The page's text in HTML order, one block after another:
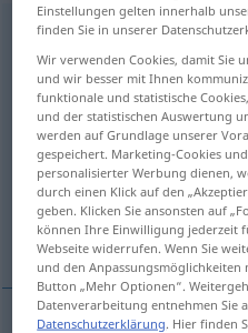
gemütlich adj
Übersicht aller
(Für mehr Details die
accueillant, intime,
sympathique
facile à vivre
Einstellungen gelten innerhalb
finden Sie in unserer
Wir verwenden Cookies, damit Sie
und wir besser mit Ihnen
funktionale und statistische
und der statistischen Auswertung
werden auf Grundlage unserer
gespeichert. Marketing-Cookies
personalisierter Werbung dienen,
durch einen Klick auf den
geben. Klicken Sie ansonsten auf
können Ihre Einwilligung jederzeit
Webseite widerrufen. Wenn Sie
und den Anpassungsmöglichkeiten
Button „Mehr Optionen“.
Datenverarbeitung entnehmen Sie
Datenschutzerklärung. Hier finden